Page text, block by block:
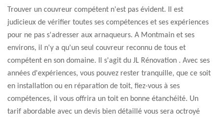
Trouver un couvreur compétent n'est pas évident. Il est
judicieux de vérifier toutes ses compétences et ses expériences
pour ne pas s'adresser aux arnaqueurs. A Montmain et ses
environs, il n'y a qu'un seul couvreur reconnu de tous et
compétent en son domaine. Il s'agit du JL Rénovation . Avec ses
années d'expériences, vous pouvez rester tranquille, que ce soit
en installation ou en réparation de toit, fiez-vous à ses
compétences, il vous offrira un toit en bonne étanchéité. Un
tarif abordable avec un devis bien détaillé vous sera octroyé